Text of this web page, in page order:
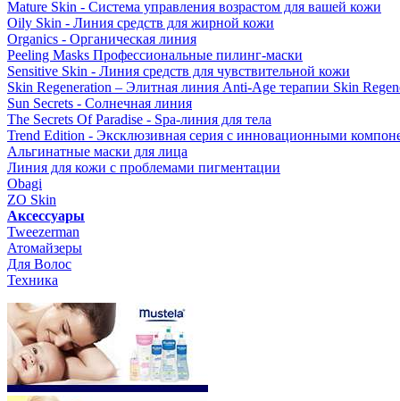
Mature Skin - Система управления возрастом для вашей кожи
Oily Skin - Линия средств для жирной кожи
Organics - Органическая линия
Peeling Masks Профессиональные пилинг-маски
Sensitive Skin - Линия средств для чувствительной кожи
Skin Regeneration – Элитная линия Anti-Age терапии Skin
Sun Secrets - Солнечная линия
The Secrets Of Paradise - Spa-линия для тела
Trend Edition - Эксклюзивная серия с инновационными
Альгинатные маски для лица
Линия для кожи с проблемами пигментации
Obagi
ZO Skin
Aксессуары
Tweezerman
Атомайзеры
Для Волос
Техника